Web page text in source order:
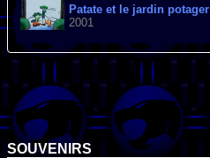
Patate et le jardin potager
2001
SOUVENIRS